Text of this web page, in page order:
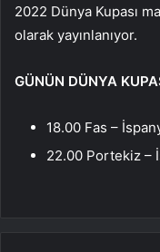
2022 Dünya Kupası
olarak yayınlanıyor.
GÜNÜN DÜNYA
18.00 Fas –
22.00 Portekiz –